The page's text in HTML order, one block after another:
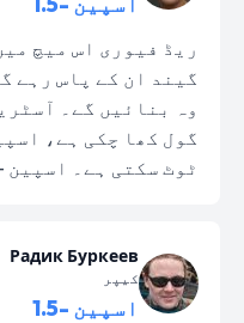
ریڈ فیوری اس میچ
گیند ان کے پاس رہے
گول کھا چکی ہے،
ٹوٹ سکتی ہے۔ اسپین -1.5 میری پسند
Радик Буркеев
کیپر
اسپین -1.5